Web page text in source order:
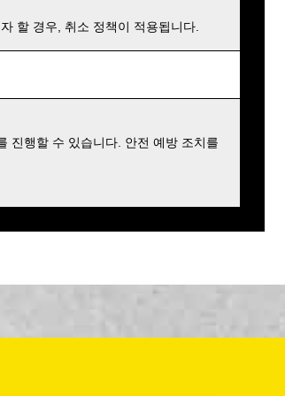
할 경우, 취소 정책이 적용됩니다.
진행할 수 있습니다. 안전 예방 조치를